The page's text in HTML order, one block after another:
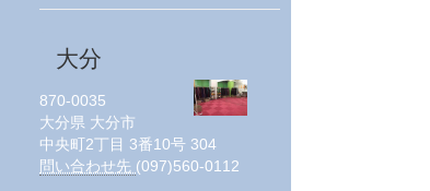
大分
870-0035
大分県 大分市
中央町2丁目 3番10号 304
問い合わせ先 (097)560-0112